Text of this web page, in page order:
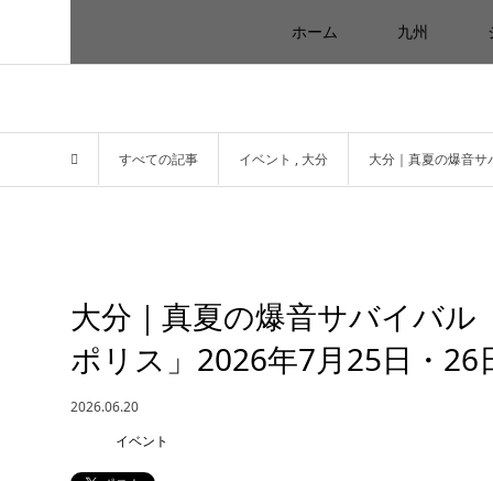
ホーム 九州
すべての記事 イベント , 大分 大分｜真夏の爆音
大分｜真夏の爆音サバイバ
ポリス」2026年7月25日・26
2026.06.20
イベント